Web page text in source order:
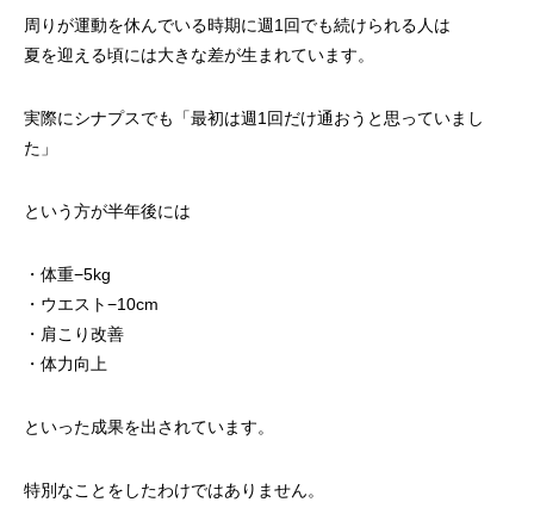
周りが運動を休んでいる時期に週1回でも続けられる人は
夏を迎える頃には大きな差が生まれています。
実際にシナプスでも「最初は週1回だけ通おうと思っていまし
た」
という方が半年後には
・体重−5kg
・ウエスト−10cm
・肩こり改善
・体力向上
といった成果を出されています。
特別なことをしたわけではありません。